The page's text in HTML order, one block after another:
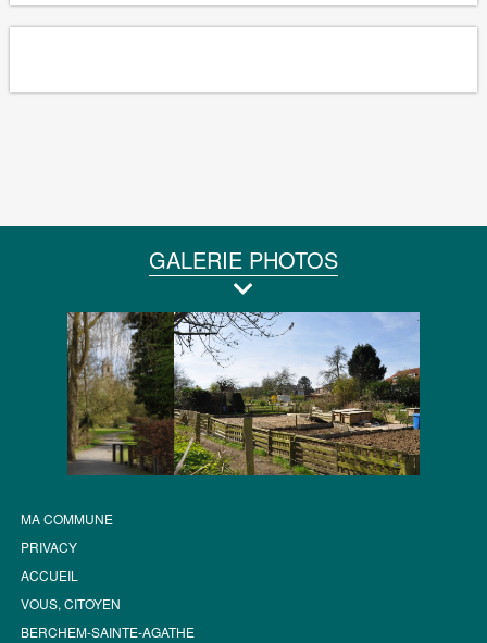
GALERIE PHOTOS
MA COMMUNE
PRIVACY
ACCUEIL
VOUS, CITOYEN
BERCHEM-SAINTE-AGATHE